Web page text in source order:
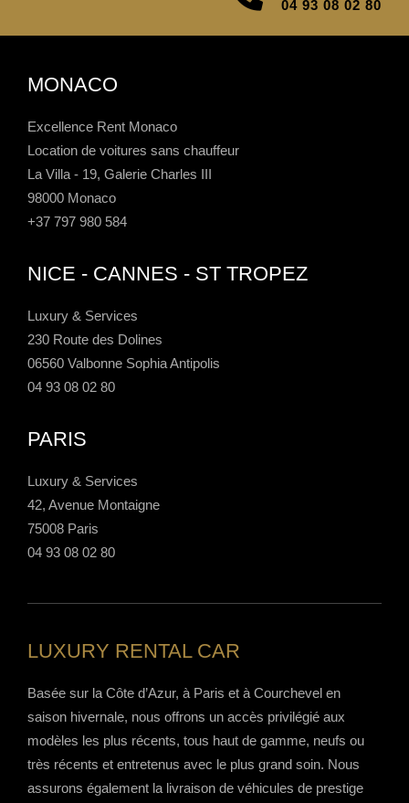
04 93 08 02 80
MONACO
Excellence Rent Monaco
Location de voitures sans chauffeur
La Villa - 19, Galerie Charles III
98000 Monaco
+37 797 980 584
NICE - CANNES - ST TROPEZ
Luxury & Services
230 Route des Dolines
06560 Valbonne Sophia Antipolis
04 93 08 02 80
PARIS
Luxury & Services
42, Avenue Montaigne
75008 Paris
04 93 08 02 80
LUXURY RENTAL CAR
Basée sur la Côte d’Azur, à Paris et à Courchevel en
saison hivernale, nous offrons un accès privilégié aux
modèles les plus récents, tous haut de gamme, neufs ou
très récents et entretenus avec le plus grand soin. Nous
assurons également la livraison de véhicules de prestige